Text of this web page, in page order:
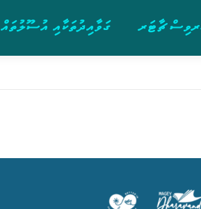
ގަވާއިދުތަކާއި އުސޫލުތައް ޗާޓަރ